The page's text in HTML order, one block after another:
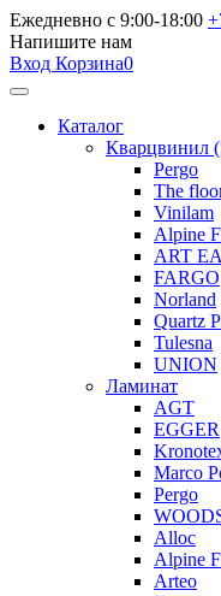
Ежедневно с 9:00-18:00
Напишите нам
Вход Корзина0
Каталог
Кварцвинил
Pergo
The
Vinilam
Alpine
ART
FARGO
Norland
Quartz
Tulesna
UNION
Ламинат
AGT
EGGER
Marco
Pergo
Alloc
Alpine
Arteo